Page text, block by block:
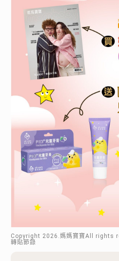
Copyright 2026 .媽媽寶寶All rights
轉貼節錄